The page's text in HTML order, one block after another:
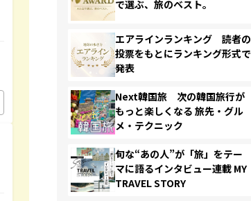
で選ぶ、旅のベスト。
エアラインランキング 読者の
投票をもとにランキング形式で
発表
Next韓国旅 次の韓国旅行が
もっと楽しくなる 旅先・グル
メ・テクニック
旬な“あの人”が「旅」をテー
マに語るインタビュー連載 MY
TRAVEL STORY